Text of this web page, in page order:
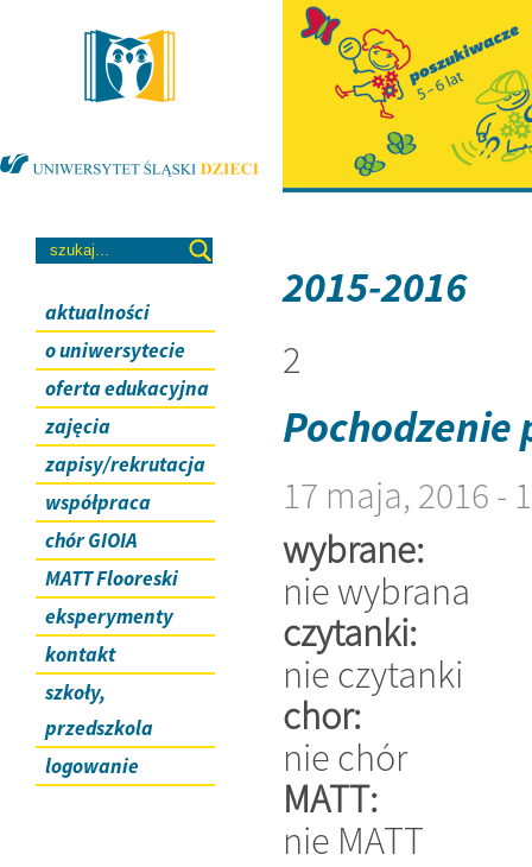
aktualności
o uniwersytecie
oferta edukacyjna
zajęcia
zapisy/rekrutacja
współpraca
chór GIOIA
MATT Flooreski
eksperymenty
kontakt
szkoły,
przedszkola
logowanie
2015-2016
2
Pochodzenie
17 maja, 2016 -
wybrane:
nie wybrana
czytanki:
nie czytanki
chor:
nie chór
MATT:
nie MATT